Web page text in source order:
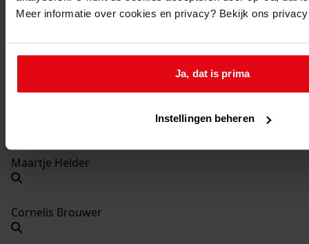
Meer informatie over cookies en privacy? Bekijk ons
Ja, dat is prima
Instellingen beheren
Cornelis Nierop
Maartje Helder
Cornelis Brouwer